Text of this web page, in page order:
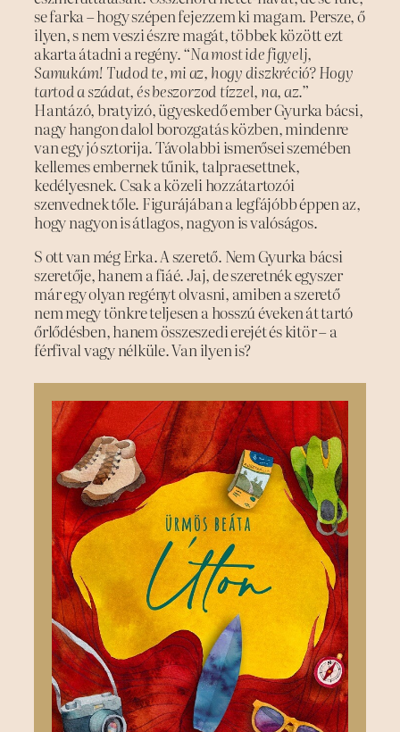
se farka – hogy szépen fejezzem ki magam. Persze, ő
ilyen, s nem veszi észre magát, többek között ezt
akarta átadni a regény.“Na most ide figyelj,
Samukám! Tudod te, mi az, hogy diszkréció? Hogy
tartod a szádat, és beszorzod tízzel, na, az.”
Hantázó, bratyizó, ügyeskedő ember Gyurka bácsi,
nagy hangon dalol borozgatás közben, mindenre
van egy jó sztorija. Távolabbi ismerősei szemében
kellemes embernek tűnik, talpraesettnek,
kedélyesnek. Csak a közeli hozzátartozói
szenvednek tőle. Figurájában a legfájóbb éppen az,
hogy nagyon is átlagos, nagyon is valóságos.
S ott van még Erka. A szerető. Nem Gyurka bácsi
szeretője, hanem a fiáé. Jaj, de szeretnék egyszer
már egy olyan regényt olvasni, amiben a szerető
nem megy tönkre teljesen a hosszú éveken át tartó
őrlődésben, hanem összeszedi erejét és kitör – a
férfival vagy nélküle. Van ilyen is?